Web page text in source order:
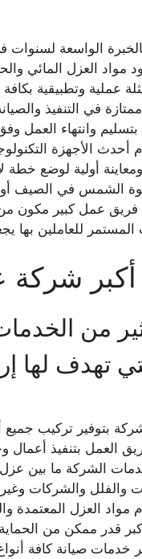
الواسعة
مواد العزل المائي
عملية وتطبيقية
في التنفيذ
بتسليم وانتهاء العمل
أحدث الأجهزة
أولية لوضع
الشمس في الصيف أو
فريق عمل كبير مكون
المستمر للعاملين
من
تهدف لها
بتوفير تركيب
العمل بتنفيذ أعمال
الشركة ما بين عزل
والفلل والشركات
مواد العزل المعتمدة
قدر ممكن من
خدمات صيانة كافة